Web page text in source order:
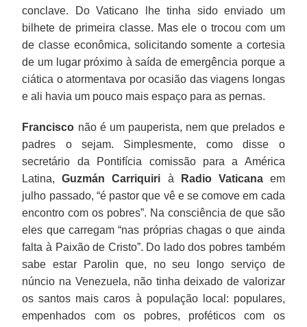
conclave. Do Vaticano lhe tinha sido enviado um
bilhete de primeira classe. Mas ele o trocou com um
de classe econômica, solicitando somente a cortesia
de um lugar próximo à saída de emergência porque a
ciática o atormentava por ocasião das viagens longas
e ali havia um pouco mais espaço para as pernas.
Francisco não é um pauperista, nem que prelados e
padres o sejam. Simplesmente, como disse o
secretário da Pontifícia comissão para a América
Latina,Guzmán Carriquiri à Radio Vaticanaem
julho passado, “é pastor que vê e se comove em cada
encontro com os pobres”. Na consciência de que são
eles que carregam “nas próprias chagas o que ainda
falta à Paixão de Cristo”. Do lado dos pobres também
sabe estar Parolin que, no seu longo serviço de
núncio na Venezuela, não tinha deixado de valorizar
os santos mais caros à população local: populares,
empenhados com os pobres, proféticos com os